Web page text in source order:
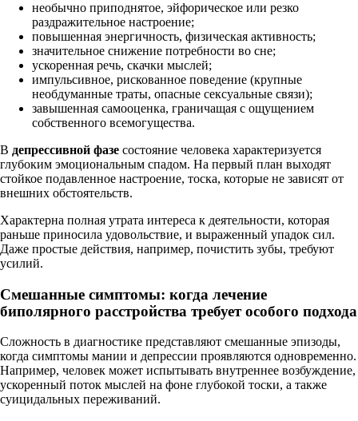
необычно приподнятое, эйфорическое или резко
раздражительное настроение;
повышенная энергичность, физическая активность;
значительное снижение потребности во сне;
ускоренная речь, скачки мыслей;
импульсивное, рискованное поведение (крупные
необдуманные траты, опасные сексуальные связи);
завышенная самооценка, граничащая с ощущением
собственного всемогущества.
В депрессивной фазе состояние человека характеризуется
глубоким эмоциональным спадом. На первый план выходят
стойкое подавленное настроение, тоска, которые не зависят от
внешних обстоятельств.
Характерна полная утрата интереса к деятельности, которая
раньше приносила удовольствие, и выраженный упадок сил.
Даже простые действия, например, почистить зубы, требуют
усилий.
Смешанные симптомы: когда лечение
биполярного расстройства требует особого подхода
Сложность в диагностике представляют смешанные эпизоды,
когда симптомы мании и депрессии проявляются одновременно.
Например, человек может испытывать внутреннее возбуждение,
ускоренный поток мыслей на фоне глубокой тоски, а также
суицидальных переживаний.